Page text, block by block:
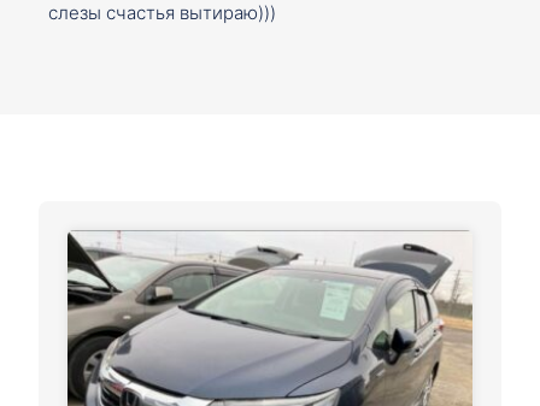
слезы счастья вытираю)))